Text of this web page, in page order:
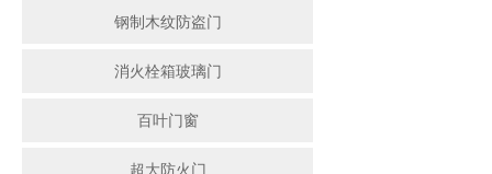
钢制木纹防盗门
消火栓箱玻璃门
百叶门窗
超大防火门